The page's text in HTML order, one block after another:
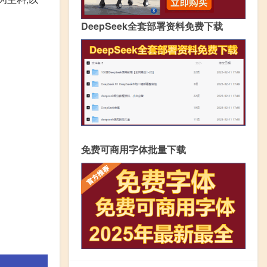
DeepSeek全套部署资料免费下载
免费可商用字体批量下载